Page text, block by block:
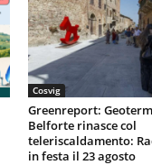
Cosvig
Greenreport:
Belforte rinasce col
teleriscaldamento:
in festa il 23 agosto